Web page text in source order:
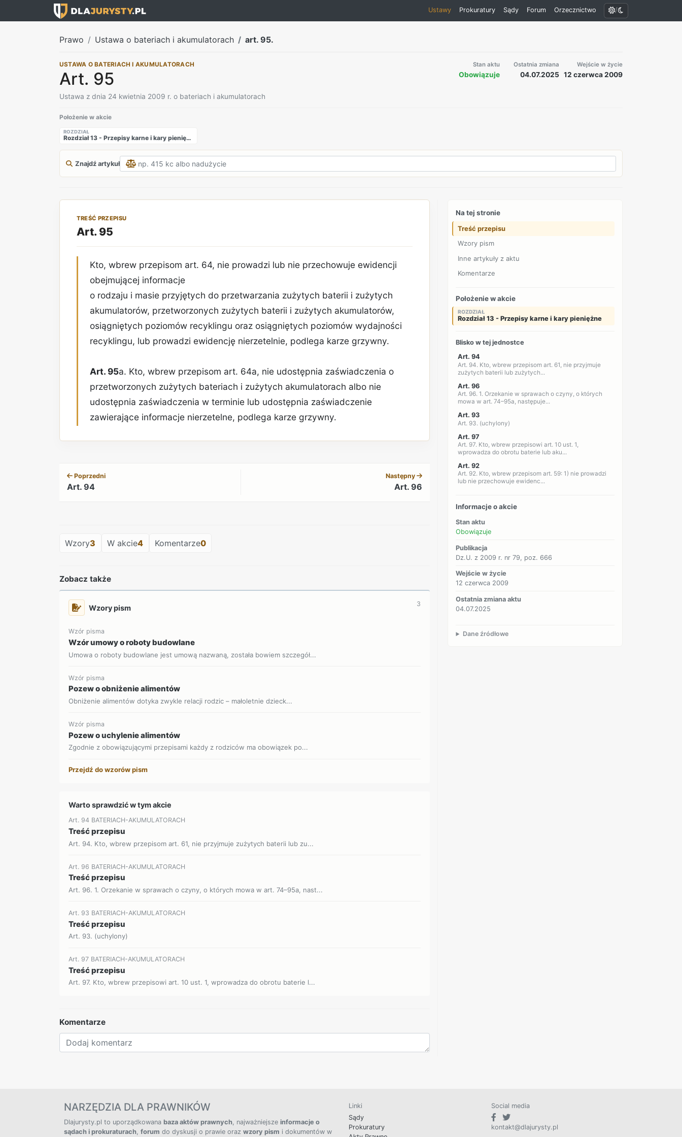
Ustawy Prokuratury Sądy Forum Orzecznictwo /
Prawo Ustawa o bateriach i akumulatorach art. 95.
USTAWA O BATERIACH I AKUMULATORACH
Art. 95
Ustawa z dnia 24 kwietnia 2009 r. o bateriach i akumulatorach
Stan aktu
Obowiązuje
Ostatnia zmiana
04.07.2025
Wejście w życie
12 czerwca 2009
Położenie w akcie
ROZDZIAŁ
Rozdział 13 - Przepisy karne i kary pieniężne
Znajdź artykuł
TREŚĆ PRZEPISU
Art. 95
Kto, wbrew przepisom art. 64, nie prowadzi lub nie przechowuje ewidencji
obejmującej informacje
o rodzaju i masie przyjętych do przetwarzania zużytych baterii i zużytych
akumulatorów, przetworzonych zużytych baterii i zużytych akumulatorów,
osiągniętych poziomów recyklingu oraz osiągniętych poziomów wydajności
recyklingu, lub prowadzi ewidencję nierzetelnie, podlega karze grzywny.
Art. 95a. Kto, wbrew przepisom art. 64a, nie udostępnia zaświadczenia o
przetworzonych zużytych bateriach i zużytych akumulatorach albo nie
udostępnia zaświadczenia w terminie lub udostępnia zaświadczenie
zawierające informacje nierzetelne, podlega karze grzywny.
Poprzedni
Art. 94
Następny
Art. 96
Wzory3 W akcie4 Komentarze0
Zobacz także
Wzory pism 3
Wzór pisma
Wzór umowy o roboty budowlane
Umowa o roboty budowlane jest umową nazwaną, została bowiem szczegół...
Wzór pisma
Pozew o obniżenie alimentów
Obniżenie alimentów dotyka zwykle relacji rodzic – małoletnie dzieck...
Wzór pisma
Pozew o uchylenie alimentów
Zgodnie z obowiązującymi przepisami każdy z rodziców ma obowiązek po...
Przejdź do wzorów pism
Warto sprawdzić w tym akcie
Art. 94 BATERIACH-AKUMULATORACH
Treść przepisu
Art. 94. Kto, wbrew przepisom art. 61, nie przyjmuje zużytych baterii lub zu...
Art. 96 BATERIACH-AKUMULATORACH
Treść przepisu
Art. 96. 1. Orzekanie w sprawach o czyny, o których mowa w art. 74–95a, nast...
Art. 93 BATERIACH-AKUMULATORACH
Treść przepisu
Art. 93. (uchylony)
Art. 97 BATERIACH-AKUMULATORACH
Treść przepisu
Art. 97. Kto, wbrew przepisowi art. 10 ust. 1, wprowadza do obrotu baterie l...
Komentarze
Na tej stronie
Treść przepisu
Wzory pism
Inne artykuły z aktu
Komentarze
Położenie w akcie
ROZDZIAŁ
Rozdział 13 - Przepisy karne i kary pieniężne
Blisko w tej jednostce
Art. 94
Art. 94. Kto, wbrew przepisom art. 61, nie przyjmuje
zużytych baterii lub zużytych...
Art. 96
Art. 96. 1. Orzekanie w sprawach o czyny, o których
mowa w art. 74–95a, następuje...
Art. 93
Art. 93. (uchylony)
Art. 97
Art. 97. Kto, wbrew przepisowi art. 10 ust. 1,
wprowadza do obrotu baterie lub aku...
Art. 92
Art. 92. Kto, wbrew przepisom art. 59: 1) nie prowadzi
lub nie przechowuje ewidenc...
Informacje o akcie
Stan aktu
Obowiązuje
Publikacja
Dz.U. z 2009 r. nr 79, poz. 666
Wejście w życie
12 czerwca 2009
Ostatnia zmiana aktu
04.07.2025
Dane źródłowe
NARZĘDZIA DLA PRAWNIKÓW
Dlajurysty.pl to uporządkowana baza aktów prawnych, najważniejsze informacje o
sądach i prokuraturach, forum do dyskusji o prawie oraz wzory pism i dokumentów w
Linki
Sądy
Prokuratury
Social media
kontakt@dlajurysty.pl